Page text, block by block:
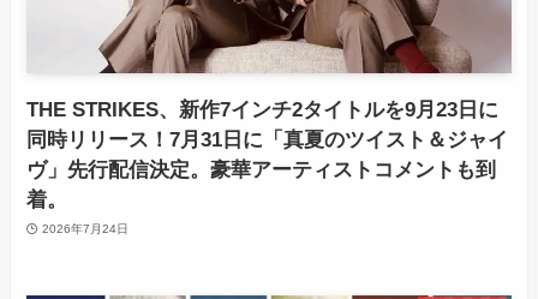
THE STRIKES、新作7インチ2タイトルを9月23日に
同時リリース！7月31日に「真夏のツイスト＆ジャイ
ヴ」先行配信決定。豪華アーティストコメントも到
着。
2026年7月24日